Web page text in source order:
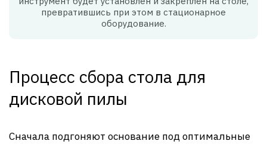
превратившись при этом в стационарное
оборудование.
Процесс сбора стола для
дисковой пилы
Сначала подгоняют основание под оптимальные